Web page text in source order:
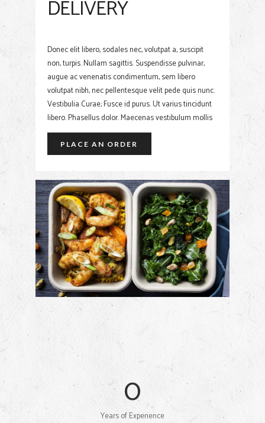
DELIVERY
Donec elit libero, sodales nec, volutpat a, suscipit
non, turpis. Nullam sagittis. Suspendisse pulvinar,
augue ac venenatis condimentum, sem libero
volutpat nibh, nec pellentesque velit pede quis nunc.
Vestibulia Curae; Fusce id purus. Ut varius tincidunt
libero. Phasellus dolor. Maecenas vestibulum mollis
PLACE AN ORDER
0
Years of Experience